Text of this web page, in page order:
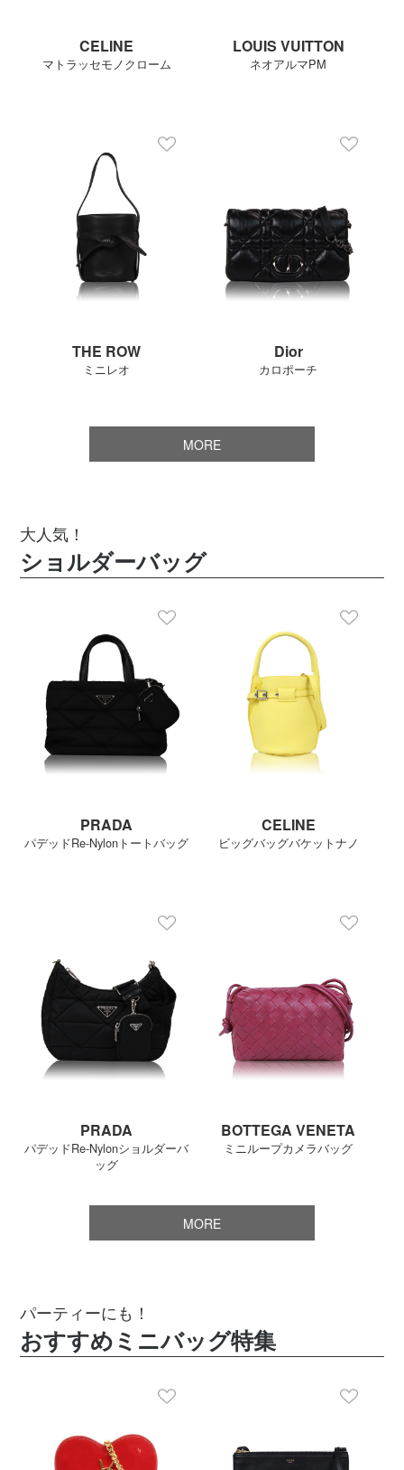
CELINE
マトラッセモノクローム
LOUIS VUITTON
ネオアルマPM
THE ROW
ミニレオ
Dior
カロポーチ
MORE
大人気！
ショルダーバッグ
PRADA
パデッドRe-Nylonトートバッグ
CELINE
ビッグバッグバケットナノ
PRADA
パデッドRe-Nylonショルダーバ
ッグ
BOTTEGA VENETA
ミニループカメラバッグ
MORE
パーティーにも！
おすすめミニバッグ特集